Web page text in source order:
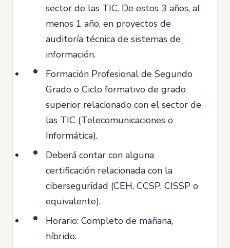
sector de las TIC. De estos 3 años, al
menos 1 año, en proyectos de
auditoría técnica de sistemas de
información.
Formación Profesional de Segundo
Grado o Ciclo formativo de grado
superior relacionado con el sector de
las TIC (Telecomunicaciones o
Informática).
Deberá contar con alguna
certificación relacionada con la
ciberseguridad (CEH, CCSP, CISSP o
equivalente).
Horario: Completo de mañana,
híbrido.